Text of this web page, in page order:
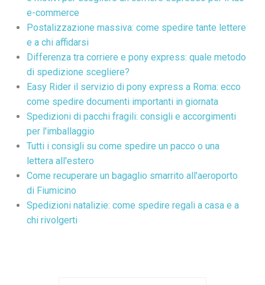
e-commerce
Postalizzazione massiva: come spedire tante lettere
e a chi affidarsi
Differenza tra corriere e pony express: quale metodo
di spedizione scegliere?
Easy Rider il servizio di pony express a Roma: ecco
come spedire documenti importanti in giornata
Spedizioni di pacchi fragili: consigli e accorgimenti
per l'imballaggio
Tutti i consigli su come spedire un pacco o una
lettera all'estero
Come recuperare un bagaglio smarrito all'aeroporto
di Fiumicino
Spedizioni natalizie: come spedire regali a casa e a
chi rivolgerti